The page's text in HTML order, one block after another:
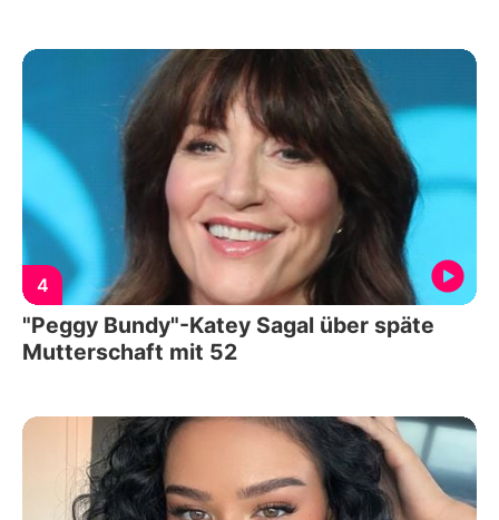
4
"Peggy Bundy"-Katey Sagal über späte
Mutterschaft mit 52